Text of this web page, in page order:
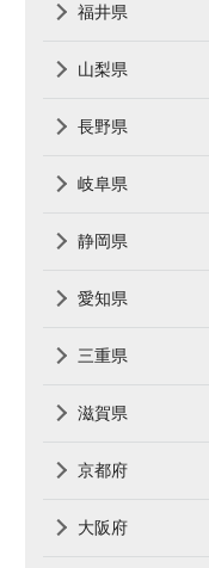
福井県
山梨県
長野県
岐阜県
静岡県
愛知県
三重県
滋賀県
京都府
大阪府